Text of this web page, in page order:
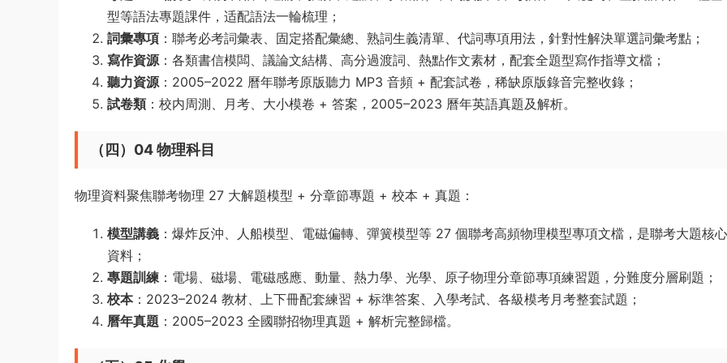
型等語法專題課件，适配語法一輪梳理；
詞彙專項 ：聯考必考詞彙表、固定搭配彙總、熟詞生義清單、代詞專項用法，針對性解決單選詞彙考點；
寫作資源 ：各類書信模闆、議論文結構、高分過渡詞、熱點作文素材，配套全題型寫作指導文檔；
聽力資源 ：2005–2022 曆年聯考原版聽力 MP3 音頻 + 配套試卷，稀缺原版錄音完整收錄；
試卷類：校内周測、月考、大小模卷 + 答案，2005–2023 曆年英語真題及解析。
（四）04 物理科目
物理資料聚焦聯考物理 27 大解題模型 + 分章節專題 + 校本 + 真題：
模型講義 ：爆炸反沖、人船模型、電磁偏轉、彈簧模型等 27 個聯考高頻物理模型專項文檔，是聯考大題核
資料；
專題訓練 ：電場、磁場、電磁感應、動量、熱力學、光學、原子物理分章節專項練習題，分難度分層刷題；
校本：2023–2024 教材、上下冊配套練習 + 标準答案、入學考試、各級模考月考整套試題；
曆年真題 ：2005–2023 全國聯招物理真題 + 解析完整歸檔。